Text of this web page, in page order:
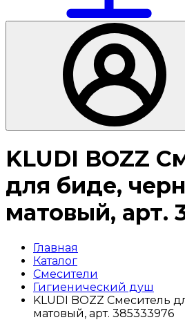
KLUDI BOZZ
для биде,
матовый, арт.
Главная
Каталог
Смесители
Гигиенический душ
KLUDI BOZZ Смеситель
матовый, арт. 385333976